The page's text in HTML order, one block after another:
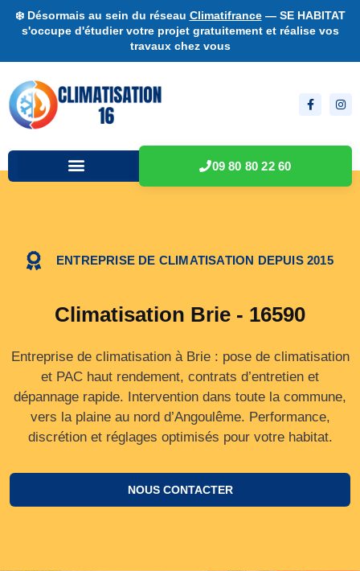
❄️ Désormais au sein du réseau Climatifrance— SE HABITAT
s'occupe d'étudier votre projet gratuitement et réalise vos
travaux chez vous
09 80 80 22 60
ENTREPRISE DE CLIMATISATION DEPUIS 2015
Climatisation Brie - 16590
Entreprise de climatisation à Brie : pose de climatisation
et PAC haut rendement, contrats d’entretien et
dépannage rapide. Intervention dans toute la commune,
vers la plaine au nord d’Angoulême. Performance,
discrétion et réglages optimisés pour votre habitat.
NOUS CONTACTER